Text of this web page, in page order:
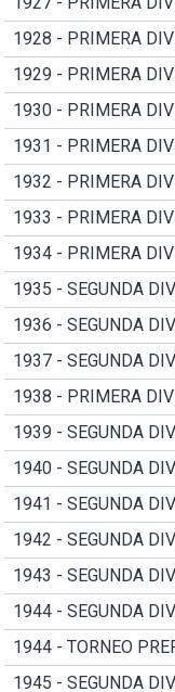
1928 - PRIMERA
1929 - PRIMERA
1930 - PRIMERA
1931 - PRIMERA
1932 - PRIMERA
1933 - PRIMERA
1934 - PRIMERA
1935 - SEGUNDA
1936 - SEGUNDA
1937 - SEGUNDA
1938 - PRIMERA
1939 - SEGUNDA
1940 - SEGUNDA
1941 - SEGUNDA
1942 - SEGUNDA
1943 - SEGUNDA
1944 - SEGUNDA
1944 - TORNEO
1945 - SEGUNDA